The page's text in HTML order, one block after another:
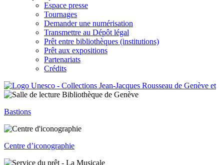
Espace presse
Tournages
Demander une numérisation
Transmettre au Dépôt légal
Prêt entre bibliothèques (institutions)
Prêt aux expositions
Partenariats
Crédits
Bastions
Centre d’iconographie